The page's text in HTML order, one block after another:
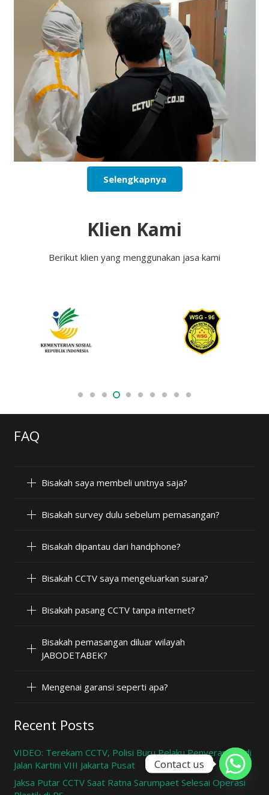
Selengkapnya
Klien Kami
Berikut klien yang menggunakan jasa kami
FAQ
Bisakah saya membeli unitnya saja?
Bisakah survey dulu sebelum pemasangan?
Bisakah dipantau dari handphone?
Bisakah CCTV saya mengeluarkan suara?
Bisakah pasang CCTV tanpa internet?
Bisakah pemasangan diluar wilayah
JABODETABEK?
Mengenai garansi seperti apa?
Recent Posts
VIDEO: Terekam CCTV, Polisi Buru Pelaku Penyerangan di
Jalan Kartini VIII Jakarta Pusat
Jaksa Putar CCTV Saat Ratna Sarumpaet Selesai Operasi
Contact us